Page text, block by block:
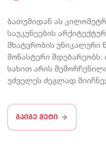
ბათუმიდან ას
საუკუნეების
მხატვრობის უნიკალური
მონასტერი
სახით არის
უძველეს ძეგლად
გაიგე მეტი